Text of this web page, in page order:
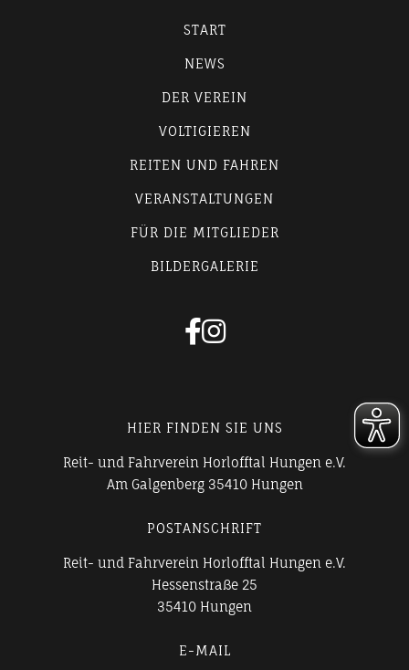
START
NEWS
DER VEREIN
VOLTIGIEREN
REITEN UND FAHREN
VERANSTALTUNGEN
FÜR DIE MITGLIEDER
BILDERGALERIE

HIER FINDEN SIE UNS
Reit- und Fahrverein Horlofftal Hungen e.V.
Am Galgenberg 35410 Hungen
POSTANSCHRIFT
Reit- und Fahrverein Horlofftal Hungen e.V.
Hessenstraße 25
35410 Hungen
E-MAIL